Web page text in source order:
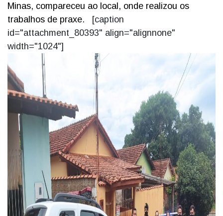
Minas, compareceu ao local, onde realizou os
trabalhos de praxe. [caption
id="attachment_80393" align="alignnone"
width="1024"]